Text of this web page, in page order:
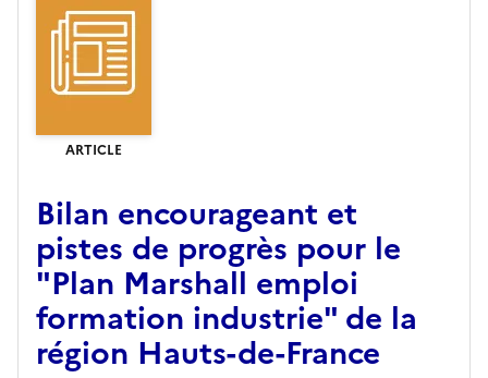
ARTICLE
Bilan encourageant et
pistes de progrès pour le
"Plan Marshall emploi
formation industrie" de la
région Hauts-de-France